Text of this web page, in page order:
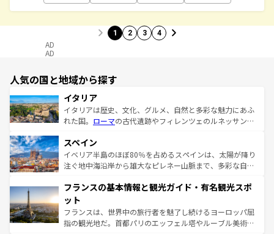
1 2 3 4
AD
AD
人気の国と地域から探す
イタリア
イタリアは歴史、文化、グルメ、自然と多彩な魅力にあふ
れた国。 ローマの古代遺跡やフィレンツェのルネッサンス
ろん、トスカーナの美しい田園風景やアマルフィ海岸の絶
景など、自然景観も見逃せない。観光の合間には、本場の
ピザやパスタなど、絶品のイタリア料理を堪能することも
ませてくれるイタリアで、忘れられない旅をしてみよう！
なお、新着のイタリア情報は
しい。
スペイン
イベリア半島のほぼ80％を占めるスペインは、太陽が降り
注ぐ地中海沿岸から雄大なピレネー山脈まで、多彩な自然
文化が根付くこの国では、情熱的なフラメンコ、熱気あふ
れる闘牛、そして美味しいタパスが生活の一部となってい
る。首都マドリードの洗練された雰囲気や、バルセロナの
アートに溢れた街角から、地方では古代ローマ遺跡や中世
フランスの基本情報と観光ガイド・有名観光スポ
ット
フランスは、世界中の旅行者を魅了し続けるヨーロッパ屈
指の観光地だ。首都パリのエッフェル塔やルーブル美術館